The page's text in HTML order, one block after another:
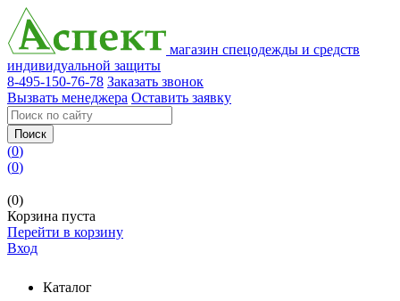
магазин спецодежды и средств
индивидуальной защиты
8-495-150-76-78 Заказать звонок
Вызвать менеджера Оставить заявку
Поиск
(0)
(0)
(0)
Корзина пуста
Перейти в корзину
Вход
Каталог